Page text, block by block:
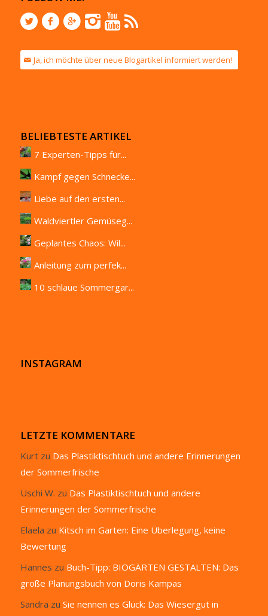
Ja, ich möchte über neue Blogartikel informiert werden!
BELIEBTESTE ARTIKEL
7 Experten-Tipps für...
Kampf gegen Schnecke...
Liebe auf den ersten...
Waldviertler Gemüseg...
Geplantes Chaos: Wil...
Anleitung zum perfek...
10 schlaue Sommergar...
INSTAGRAM
LETZTE KOMMENTARE
Kurtzu Das Plastiktischtuch und andere Erinnerungen
der Sommerfrische
Uschi W. zu Das Plastiktischtuch und andere
Erinnerungen der Sommerfrische
Elaela zu Kitsch im Garten: Eine Überlegung, keine
Bewertung
Hannes zu Buch-Tipp: BIOGÄRTEN GESTALTEN: Das
große Planungsbuch von Doris Kampas
Sandra zu Sie nennen es Glück: Das Wiesergut in